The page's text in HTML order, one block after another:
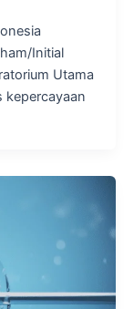
Initial
Utama
kepercayaan